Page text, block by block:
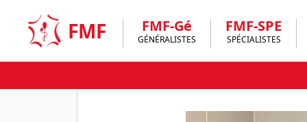
content
FMF FMF-Gé
GÉNÉRALISTES
FMF-SPE
SPÉCIALISTES